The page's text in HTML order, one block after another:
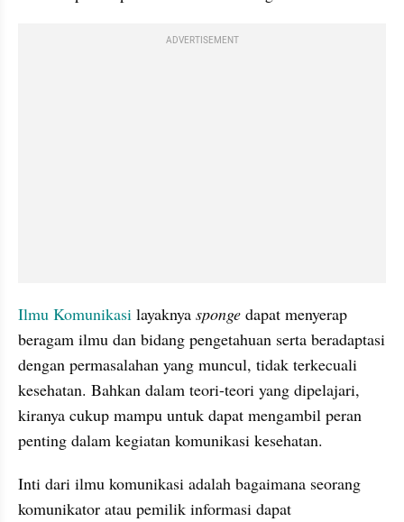
ADVERTISEMENT
Ilmu Komunikasi layaknya sponge dapat menyerap
beragam ilmu dan bidang pengetahuan serta beradaptasi
dengan permasalahan yang muncul, tidak terkecuali
kesehatan. Bahkan dalam teori-teori yang dipelajari,
kiranya cukup mampu untuk dapat mengambil peran
penting dalam kegiatan komunikasi kesehatan.
Inti dari ilmu komunikasi adalah bagaimana seorang
komunikator atau pemilik informasi dapat